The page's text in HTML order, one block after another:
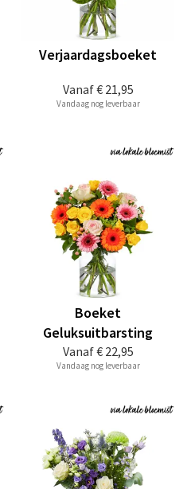
Vanaf€ 21,95
Verjaardagsboeket
Vandaag nog leverbaar
Vanaf€ 22,95
Boeket
Geluksuitbarsting
Vandaag nog leverbaar